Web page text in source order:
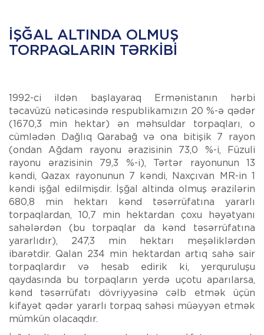
İŞĞAL ALTINDA OLMUŞ
TORPAQLARIN TƏRKIBI
1992-ci ildən başlayaraq Ermənistanın hərbi
təcavüzü nəticəsində respublikamızın 20 %-ə qədər
(1670,3 min hektar) ən məhsuldar torpaqları, o
cümlədən Dağlıq Qarabağ və ona bitişik 7 rayon
(ondan Ağdam rayonu ərazisinin 73,0 %-i, Füzuli
rayonu ərazisinin 79,3 %-i), Tərtər rayonunun 13
kəndi, Qazax rayonunun 7 kəndi, Naxçıvan MR-in 1
kəndi işğal edilmişdir. İşğal altinda olmuş ərazilərin
680,8 min hektarı kənd təsərrüfatına yararlı
torpaqlardan, 10,7 min hektardan çoxu həyətyanı
sahələrdən (bu torpaqlar da kənd təsərrüfatına
yararlıdır), 247,3 min hektarı meşəliklərdən
ibarətdir. Qalan 234 min hektardan artıq sahə sair
torpaqlardır və hesab edirik ki, yerquruluşu
qaydasında bu torpaqların yerdə uçotu aparılarsa,
kənd təsərrüfatı dövriyyəsinə cəlb etmək üçün
kifayət qədər yararlı torpaq sahəsi müəyyən etmək
mümkün olacaqdır.